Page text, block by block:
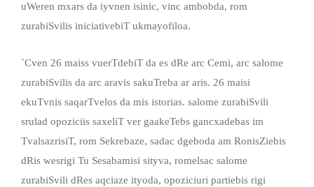
uWeren mxars da iyvnen isinic, vinc ambobda, rom
zurabiSvilis iniciativebiT ukmayofiloa.
`Cven 26 maiss vuerTdebiT da es dRe arc Cemi, arc salome
zurabiSvilis da arc aravis sakuTreba ar aris. 26 maisi
ekuTvnis saqarTvelos da mis istorias. salome zurabiSvili
srulad opoziciis saxeliT ver gaakeTebs gancxadebas im
TvalsazrisiT, rom Sekrebaze, sadac dgeboda am RonisZiebis
dRis wesrigi Tu Sesabamisi sityva, romelsac salome
zurabiSvili dRes aqciaze ityoda, opoziciuri partiebis rigi